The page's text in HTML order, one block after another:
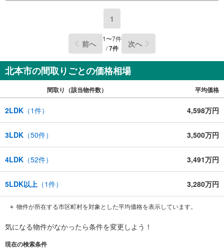
1
前へ 1〜7件
/7件 次へ
北本市の間取りごとの価格相場
間取り（該当物件数） 平均価格
2LDK （1件） 4,598万円
3LDK （50件） 3,500万円
4LDK （52件） 3,491万円
5LDK以上 （1件） 3,280万円
物件が所在する市区町村を対象とした平均価格を表示しています。
気になる物件がなかったら条件を変更しよう！
現在の検索条件